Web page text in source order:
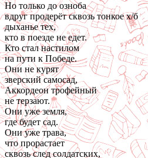
Но только до озноба
вдруг продерёт сквозь тонкое х/б
дыханье тех,
кто в поезде не едет.
Кто стал настилом
на пути к Победе.
Они не курят
зверский самосад,
Аккордеон трофейный
не терзают.
Они уже земля,
где будет сад.
Они уже трава,
что прорастает
сквозь след солдатских,